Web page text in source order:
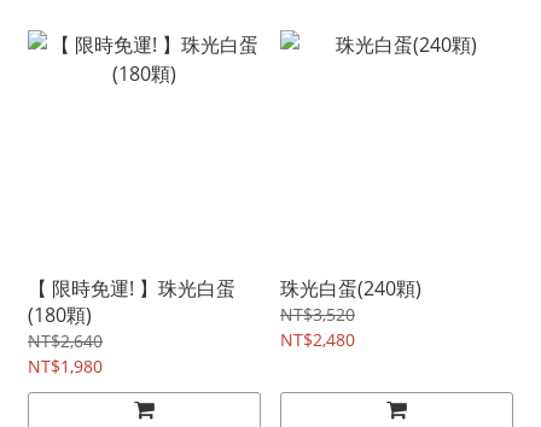
【 限時免運! 】珠光白蛋
(180顆)
NT$2,640
NT$1,980
珠光白蛋(240顆)
NT$3,520
NT$2,480